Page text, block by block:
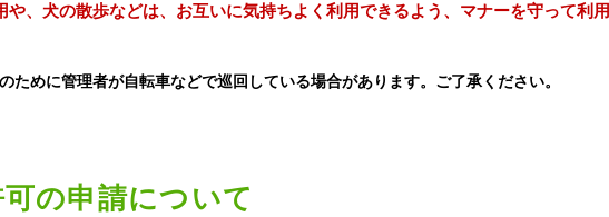
や、犬の散歩などは、お互いに気持ちよく利用できるよう、マナーを守って利用
ために管理者が自転車などで巡回している場合があります。ご了承ください。
の申請について